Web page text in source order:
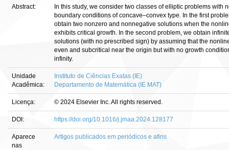
Abstract:
In this study, we consider two classes of elliptic problems with
boundary conditions of concave–convex type. In the first
obtain two nonzero and nonnegative solutions when the
exhibits critical growth. In the second problem, we obtain
solutions (with no prescribed sign) by assuming that the
even and subcritical near the origin but with no growth
infinity.
Unidade
Acadêmica:
Instituto de Ciências Exatas (IE)
Departamento de Matemática (IE MAT)
Licença: © 2024 Elsevier Inc. All rights reserved.
DOI: https://doi.org/10.1016/j.jmaa.2024.128177
Aparece
nas
Artigos publicados em periódicos e afins